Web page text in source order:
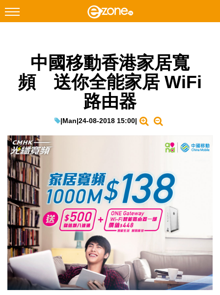
Facebook Instagram
科技焦點
教學評測
EduTech
IT Times
生成式AI與雲端應用
Enterprise Digital Transformation
特集
中國移動香港家居寬
頻 送你全能家居 WiFi
路由器
|Man|24-08-2018 15:00|